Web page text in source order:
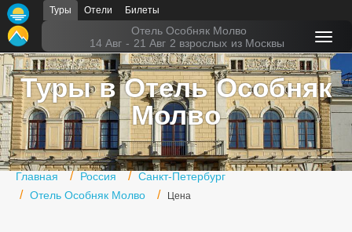
Туры Отели Билеты
Отель Особняк Молво
14 Авг - 21 Авг 2 взрослых из Москвы
Туры в Отель Особняк
Молво
Главная Россия
Санкт-Петербург
Отель Особняк Молво
Цена
Главная
Горящие туры
Туры в Турцию
Туры в Египет
Туры в ОАЭ
Офис г. Москва